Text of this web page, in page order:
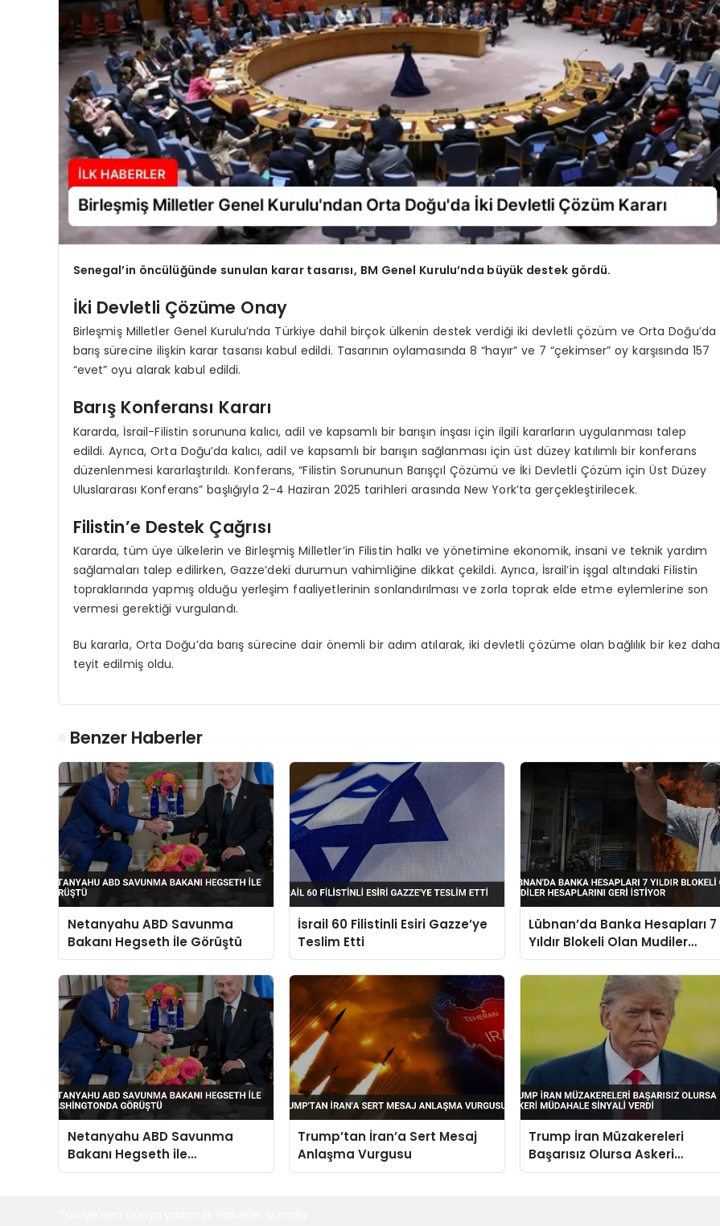
Senegal’in öncülüğünde sunulan karar tasarısı, BM Genel Kurulu’nda büyük destek gördü.
İki Devletli Çözüme Onay
Birleşmiş Milletler Genel Kurulu’nda Türkiye dahil birçok ülkenin destek verdiği iki devletli çözüm ve Orta Doğu’da
barış sürecine ilişkin karar tasarısı kabul edildi. Tasarının oylamasında 8 “hayır” ve 7 “çekimser” oy karşısında 157
“evet” oyu alarak kabul edildi.
Barış Konferansı Kararı
Kararda, İsrail-Filistin sorununa kalıcı, adil ve kapsamlı bir barışın inşası için ilgili kararların uygulanması talep
edildi. Ayrıca, Orta Doğu’da kalıcı, adil ve kapsamlı bir barışın sağlanması için üst düzey katılımlı bir konferans
düzenlenmesi kararlaştırıldı. Konferans, “Filistin Sorununun Barışçıl Çözümü ve İki Devletli Çözüm için Üst Düzey
Uluslararası Konferans” başlığıyla 2-4 Haziran 2025 tarihleri arasında New York’ta gerçekleştirilecek.
Filistin’e Destek Çağrısı
Kararda, tüm üye ülkelerin ve Birleşmiş Milletler’in Filistin halkı ve yönetimine ekonomik, insani ve teknik yardım
sağlamaları talep edilirken, Gazze’deki durumun vahimliğine dikkat çekildi. Ayrıca, İsrail’in işgal altındaki Filistin
topraklarında yapmış olduğu yerleşim faaliyetlerinin sonlandırılması ve zorla toprak elde etme eylemlerine son
vermesi gerektiği vurgulandı.
Bu kararla, Orta Doğu’da barış sürecine dair önemli bir adım atılarak, iki devletli çözüme olan bağlılık bir kez daha
teyit edilmiş oldu.
Benzer Haberler
Netanyahu ABD Savunma
Bakanı Hegseth İle Görüştü
İsrail 60 Filistinli Esiri Gazze’ye
Teslim Etti
Lübnan’da Banka Hesapları 7
Yıldır Blokeli Olan Mudiler
Hesaplarını Geri İstiyor
Netanyahu ABD Savunma
Bakanı Hegseth ile
Washingtonda Görüştü
Trump’tan İran’a Sert Mesaj
Anlaşma Vurgusu
Trump İran Müzakereleri
Başarısız Olursa Askeri
Müdahale Sinyali Verdi